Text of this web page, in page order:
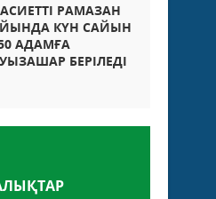
РАМАЗАН
КҮН САЙЫН
АДАМҒА
БЕРІЛЕДІ